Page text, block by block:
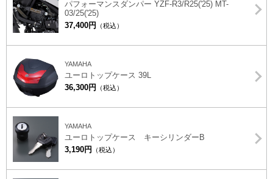
パフォーマンスダンパー YZF-R3/R25('25) MT-
03/25('25)
37,400円
（税込）
YAMAHA
ユーロトップケース 39L
36,300円
（税込）
YAMAHA
ユーロトップケース キーシリンダーB
3,190円
（税込）